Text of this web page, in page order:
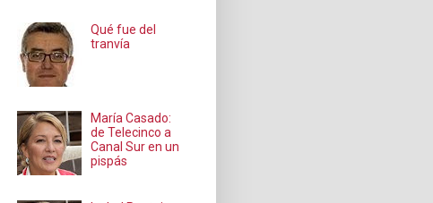
Qué fue del
tranvía
María Casado:
de Telecinco a
Canal Sur en un
pispás